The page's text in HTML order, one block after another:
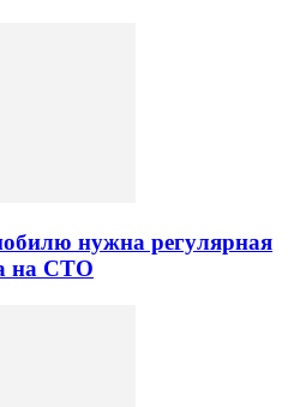
нужна регулярная
на СТО